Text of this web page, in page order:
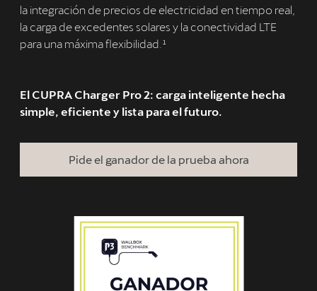
la integración de precios de electricidad en tiempo real,
la carga de excedentes solares y la conectividad LTE
para una máxima flexibilidad.¹
El CUPRA Charger Pro 2: carga inteligente hecha
simple, eficiente y lista para el futuro.
Pide el ganador de la prueba ahora